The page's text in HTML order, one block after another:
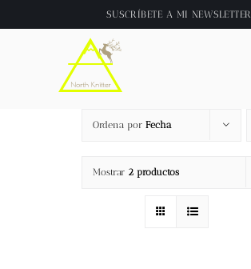
al
SUSCRÍBETE A MI NEWSLETTER
About
Tienda
Ordena por Fecha
Mostrar 2 productos